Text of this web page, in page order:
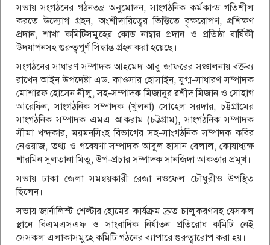
সভায় সংগঠনের গঠনতন্ত্র অনুমোদন, সাংগঠনিক কর্মকান্ড গতিশীল
করতে উদ্যোগ গ্রহন, অংশীদারিত্বের ভিত্তিতে বৃক্ষরোপণ, প্রশিক্ষণ
প্রদান, শাখা কমিটিসমুহের কোড নাম্বার প্রদান ও প্রতিষ্ঠা বার্ষিকী
উদযাপনসহ গুরুত্বপূর্ণ সিদ্ধান্ত গ্রহন করা হয়েছে।
সংগঠনের সাধারণ সম্পাদক আহমেদ আবু জাফরের সঞ্চালনায় বক্তব্য
রাখেন আইন উপদেষ্টা এড. কাওসার হোসাইন, যুগ্ম-সাধারণ সম্পাদক
মোশারফ হোসেন নীলু, সহ-সম্পাদক মিজানুর রশীদ মিজান ও সোহাগ
আরেফিন, সাংগঠনিক সম্পাদক (খুলনা) সোহেল সরদার, চট্টগ্রামের
সাংগঠনিক সম্পাদক এমএ আকরাম (চট্টগ্রাম), সাংগঠনিক সম্পাদক
সীমা খন্দকার, ময়মনসিংহ বিভাগের সহ-সাংগঠনিক সম্পাদক কবির
নেওয়াজ, তথ্য ও গবেষণা সম্পাদক আবুল হাসান বেলাল, কোষাধ্যক্ষ
শারমিন সুলতানা মিতু, উপ-প্রচার সম্পাদক সানজিদা আকতার প্রমূখ।
সভায় ঢাকা জেলা সমন্বয়কারী রেজা নওফেল চৌধুরীও উপস্থিত
ছিলেন।
সভায় জার্নালিস্ট শেল্টার হোমের কার্যক্রম দ্রুত চালুকরণসহ যেসকল
স্থানে বিএমএসএফ ও সাংবাদিক নির্যাতন প্রতিরোধ কমিটি নেই
সেসকল এলাকাসমুহে কমিটি গঠনের ব্যাপারে গুরুত্বারোপ করা হয়।